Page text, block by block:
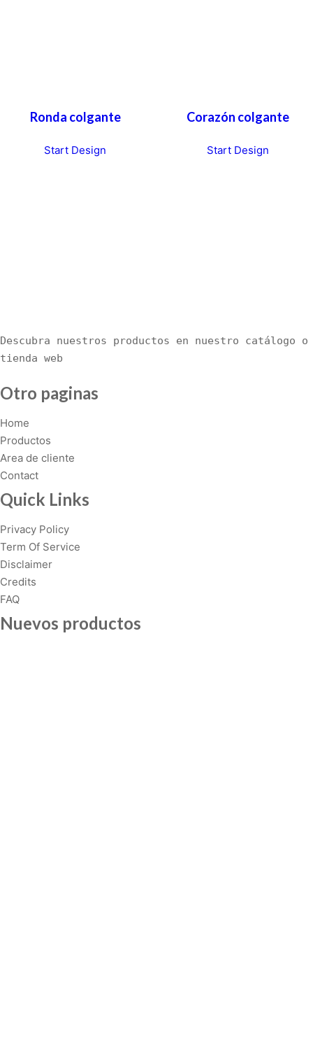
Ronda colgante
Start Design
Corazón colgante
Start Design
Descubra nuestros productos en nuestro catálogo o
tienda web
Otro paginas
Home
Productos
Area de cliente
Contact
Quick Links
Privacy Policy
Term Of Service
Disclaimer
Credits
FAQ
Nuevos productos